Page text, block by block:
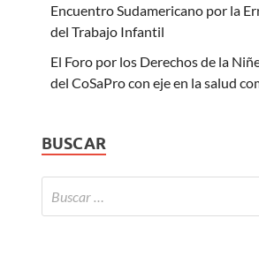
Encuentro Sudamericano por la
del Trabajo Infantil
El Foro por los Derechos de la
del CoSaPro con eje en la salud
BUSCAR